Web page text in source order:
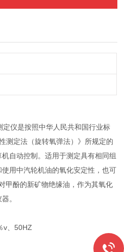
仪是按照中华人民共和国行业标
测定法（旋转氧弹法）》所规定的
自动控制。适用于测定具有相同组
用中汽轮机油的氧化安定性，也可
甲酚的新矿物绝缘油，作为其氧化
。
v、50HZ